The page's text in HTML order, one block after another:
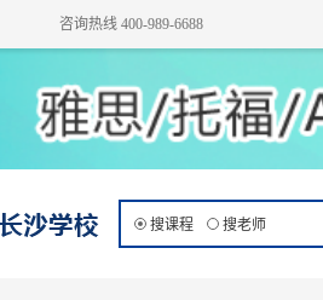
咨询热线 400-989-6688
搜课程 搜老师